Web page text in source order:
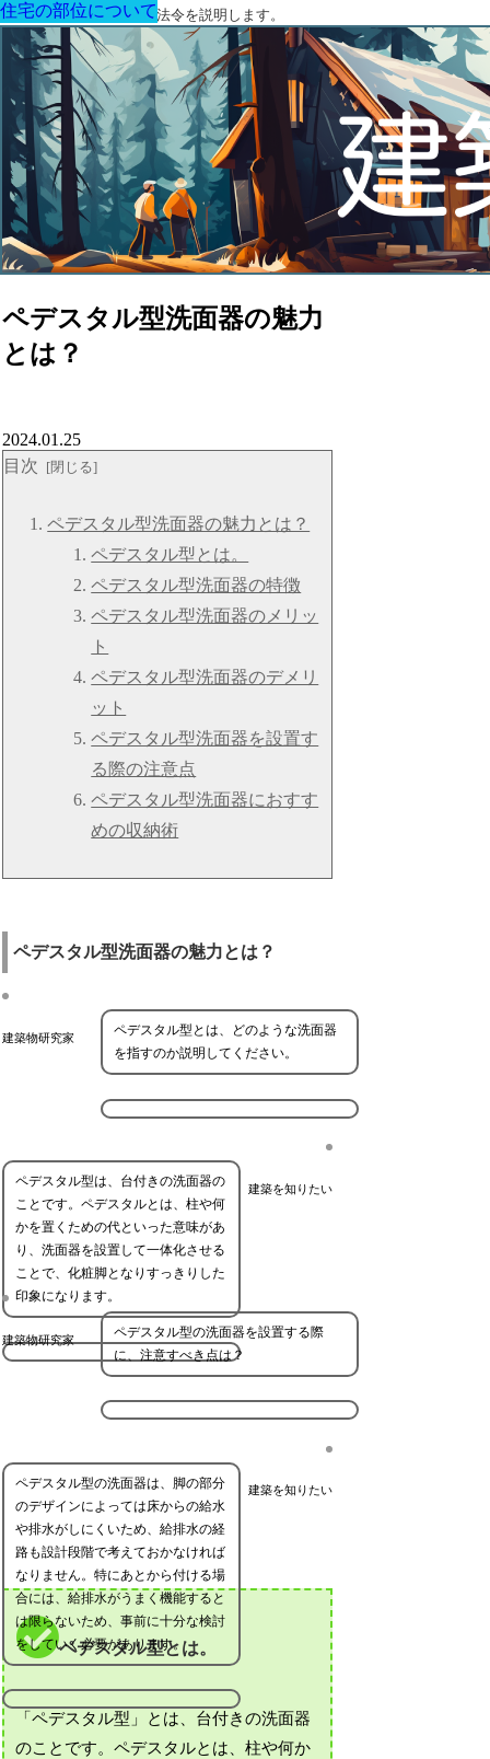
建築に関する用語と関連法令を説明します。
ペデスタル型洗面器の魅力
とは？
住宅の部位について
2024.01.25
目次
ペデスタル型洗面器の魅力とは？
ペデスタル型とは。
ペデスタル型洗面器の特徴
ペデスタル型洗面器のメリッ
ト
ペデスタル型洗面器のデメリ
ット
ペデスタル型洗面器を設置す
る際の注意点
ペデスタル型洗面器におすす
めの収納術
ペデスタル型洗面器の魅力とは？
建築物研究家
ペデスタル型とは、どのような洗面器
を指すのか説明してください。
建築を知りたい
ペデスタル型は、台付きの洗面器の
ことです。ペデスタルとは、柱や何
かを置くための代といった意味があ
り、洗面器を設置して一体化させる
ことで、化粧脚となりすっきりした
印象になります。
建築物研究家
ペデスタル型の洗面器を設置する際
に、注意すべき点は？
建築を知りたい
ペデスタル型の洗面器は、脚の部分
のデザインによっては床からの給水
や排水がしにくいため、給排水の経
路も設計段階で考えておかなければ
なりません。特にあとから付ける場
合には、給排水がうまく機能すると
は限らないため、事前に十分な検討
をしていく必要があります。
ペデスタル型とは。
「ペデスタル型」とは、台付きの洗面器
のことです。ペデスタルとは、柱や何か
住宅の部位について
住宅の部位について
住宅の部位について
住宅の部位について
住宅の部位について
住宅の部位について